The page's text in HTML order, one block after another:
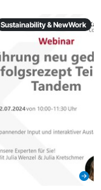
Sustainability & NewWork